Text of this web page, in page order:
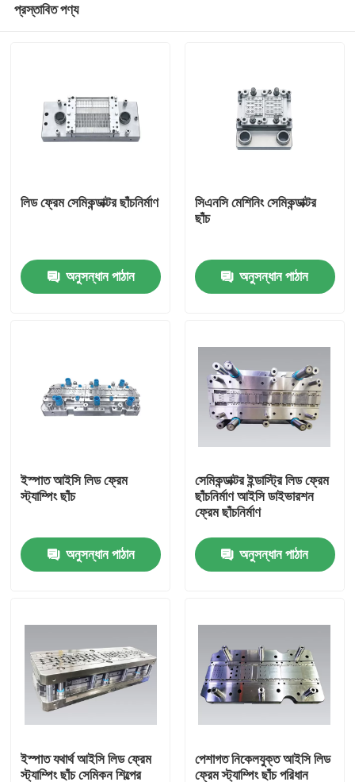
ভিডিও
আমাদের সম্বন্ধে
গুণমান নিয়ন্ত্রণ
একটি উদ্ধৃতি অনুরোধ করুন
সেমিকন্ডাক্টর মোল্ডিং মেশিন
ট্রিম অ্যান্ড ফর্ম মেশিন
আইসি লিড ফ্রেম স্ট্যাম্পিং মোল্ড
প্রস্তাবিত পণ্য
লিড ফ্রেম সেমিকন্ডাক্টর ছাঁচনির্মাণ
অনুসন্ধান পাঠান
সিএনসি মেশিনিং সেমিকন্ডাক্টর
ছাঁচ
অনুসন্ধান পাঠান
ইস্পাত আইসি লিড ফ্রেম
স্ট্যাম্পিং ছাঁচ
অনুসন্ধান পাঠান
সেমিকন্ডাক্টর ইন্ডাস্ট্রি লিড ফ্রেম
ছাঁচনির্মাণ আইসি ডাইভারশন
ফ্রেম ছাঁচনির্মাণ
অনুসন্ধান পাঠান
ইস্পাত যথার্থ আইসি লিড ফ্রেম
স্ট্যাম্পিং ছাঁচ সেমিকন শিল্পের
পেশাগত নিকেলযুক্ত আইসি লিড
ফ্রেম স্ট্যাম্পিং ছাঁচ পরিধান